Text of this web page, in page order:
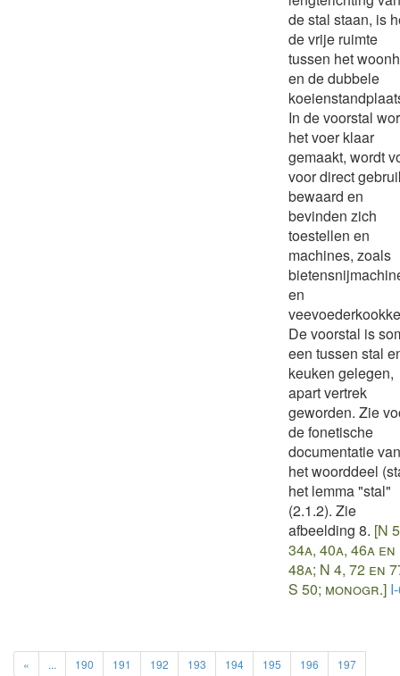
de stal staan, is
de vrije ruimte
tussen het
en de dubbele
In de voorstal
het voer klaar
gemaakt, wordt
voor direct
bewaard en
bevinden zich
toestellen en
machines, zoals
en
De voorstal is
een tussen stal
keuken gelegen,
apart vertrek
geworden. Zie
de fonetische
documentatie van
het woorddeel
het lemma "stal"
(2.1.2). Zie
afbeelding 8. [N
34a, 40a, 46a en
48a; N 4, 72 en
S 50; monogr.]
« ... 190 191 192 193 194 195 196 197